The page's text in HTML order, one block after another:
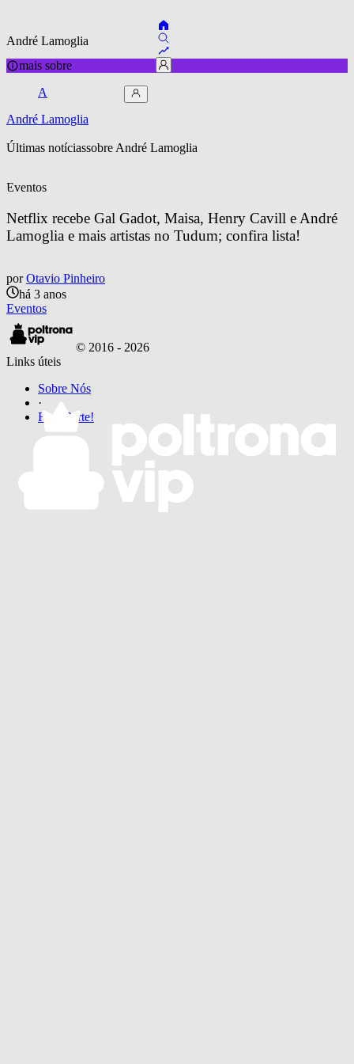
André Lamoglia
mais sobre
A
André Lamoglia
Últimas notíciassobre André Lamoglia
Eventos
Netflix recebe Gal Gadot, Maisa, Henry Cavill e André
Lamoglia e mais artistas no Tudum; confira lista!
por Otavio Pinheiro
há 3 anos
Eventos
© 2016 - 2026
Links úteis
Sobre Nós
·
Faça Parte!